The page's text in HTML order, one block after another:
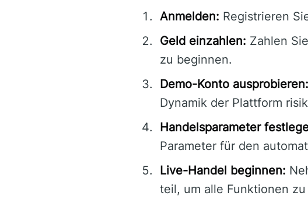
Anmelden: Registrieren
Geld einzahlen: Zahlen
zu beginnen.
Demo-Konto ausprobieren:
Dynamik der Plattform
Handelsparameter
Parameter für den
Live-Handel beginnen:
teil, um alle Funktionen